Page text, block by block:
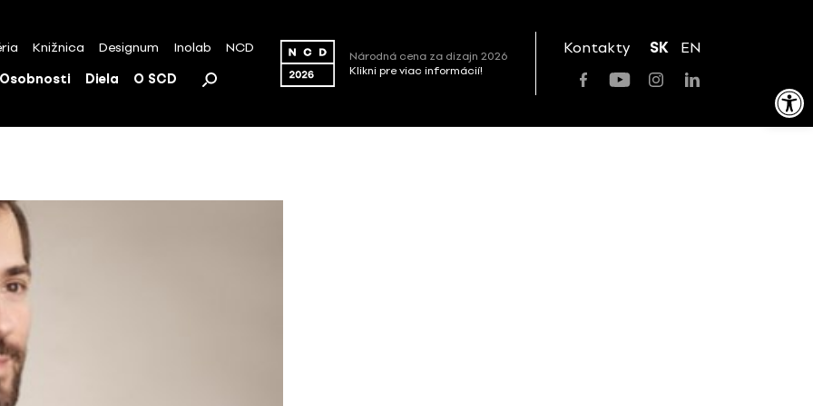
Open toolbar
Knižnica Designum Inolab NCD
Osobnosti Diela O SCD
Národná cena za dizajn 2026
Klikni pre viac informácií!
Kontakty SK EN